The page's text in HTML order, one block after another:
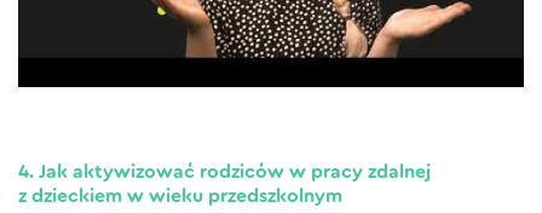
4. Jak aktywizować rodziców w pracy zdalnej
z dzieckiem w wieku przedszkolnym